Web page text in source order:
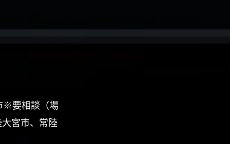
※要相談（場
宮市、常陸